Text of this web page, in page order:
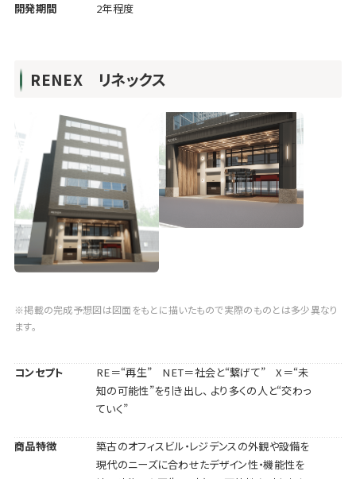
開発期間 2年程度
RENEX リネックス
※掲載の完成予想図は図面をもとに描いたもので実際のものとは多少異なり
ます。
コンセプト
RE＝“再生” NET＝社会と“繋げて” X＝“未
知の可能性”を引き出し、 より多くの人と“交わっ
ていく”
商品特徴
築古のオフィスビル・レジデンスの外観や設備を
現代のニーズに合わせたデザイン性・機能性を